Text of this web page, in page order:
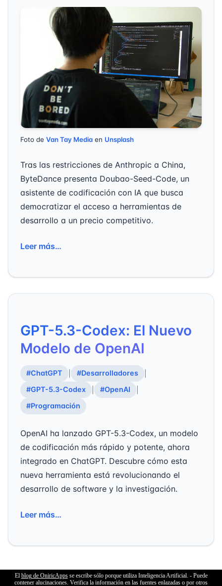
Foto de Van Tay Media en Unsplash
Tras las restricciones de Anthropic a China,
ByteDance presenta Doubao-Seed-Code, un
asistente de codificación con IA que busca
democratizar el acceso a herramientas de
desarrollo a un precio competitivo.
Leer más…
GPT-5.3-Codex: El Nuevo
Modelo de OpenAI
#ChatGPT #Desarrolladores
#GPT-5.3-Codex
#OpenAI
#Programación
OpenAI ha lanzado GPT-5.3-Codex, un modelo
de codificación más rápido y potente, ahora
integrado en ChatGPT. Descubre cómo esta
nueva herramienta está revolucionando el
desarrollo de software y la investigación.
Leer más…
El blog de OniricAppsse escribe sólo porque utiliza Inteligencia Artificial. - Puede
contener alucinaciones. Verifica la información en las fuentes enlazadas o por otros